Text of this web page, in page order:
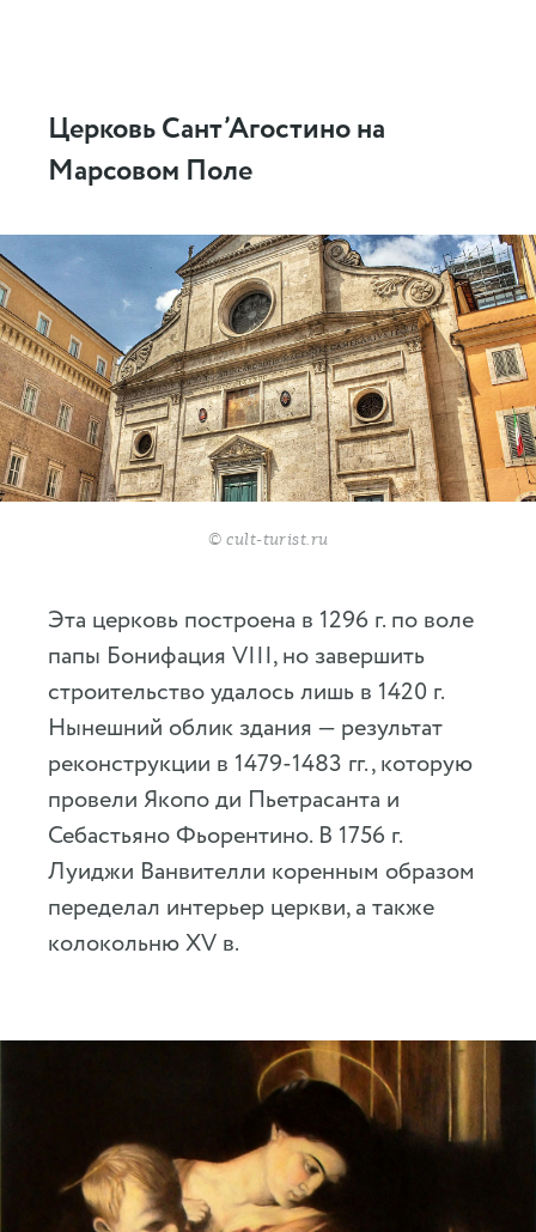
Церковь Сант’Агостино на
Марсовом Поле
© cult-turist.ru
Эта церковь построена в 1296 г. по воле
папы Бонифация VIII, но завершить
строительство удалось лишь в 1420 г.
Нынешний облик здания — результат
реконструкции в 1479-1483 гг., которую
провели Якопо ди Пьетрасанта и
Себастьяно Фьорентино. В 1756 г.
Луиджи Ванвителли коренным образом
переделал интерьер церкви, а также
колокольню XV в.